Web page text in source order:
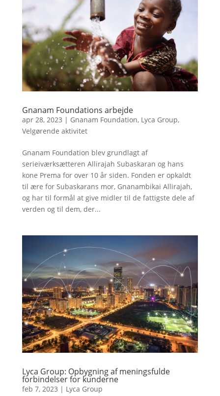
Gnanam Foundations arbejde
apr 28, 2023 | Gnanam Foundation, Lyca Group,
Velgørende aktivitet
Gnanam Foundation blev grundlagt af
serieiværksætteren Allirajah Subaskaran og hans
kone Prema for over 10 år siden. Fonden er opkaldt
til ære for Subaskarans mor, Gnanambikai Allirajah,
og har til formål at give midler til de fattigste dele af
verden og til dem, der...
Lyca Group: Opbygning af meningsfulde
forbindelser for kunderne
feb 7, 2023 | Lyca Group